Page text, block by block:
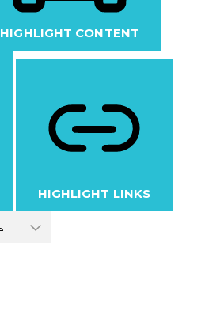
HIGHLIGHT CONTENT
HIGHLIGHT LINKS